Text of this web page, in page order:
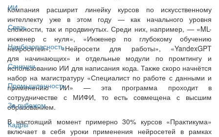
ИИ
Связь
Нацбезопасность
Санкции
Промышленность
За рубежом
Кадры
Компания расширит линейку курсов по искусственному
интеллекту уже в этом году — как начального уровня
сложности, так и продвинутых. Среди них, например, — «ML-
инженер с нуля», «Инженер по глубокому обучению
нейросетей», «Нейросети для работы», «YandexGPT
для начинающих» и отдельные модули по промтингу и
использованию ИИ для написания кода. Также скоро начнётся
набор на магистратуру «Специалист по работе с данными и
применению ИИ» — эта программа проходит в
сотрудничестве с МИФИ, то есть совмещена с высшим
образованием.
В настоящий момент примерно 30% курсов «Практикума»
включает в себя уроки применения нейросетей в рамках